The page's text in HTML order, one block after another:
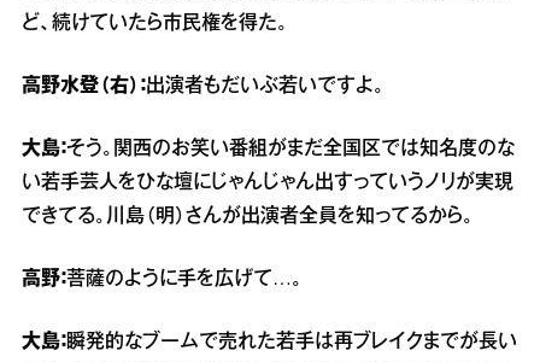
ど、続けていたら市民権を得た。
高野水登（右）：出演者もだいぶ若いですよ。
大島：そう。関西のお笑い番組がまだ全国区では知名度のな
い若手芸人をひな壇にじゃんじゃん出すっていうノリが実現
できてる。川島（明）さんが出演者全員を知ってるから。
高野：菩薩のように手を広げて…。
大島：瞬発的なブームで売れた若手は再ブレイクまでが長い